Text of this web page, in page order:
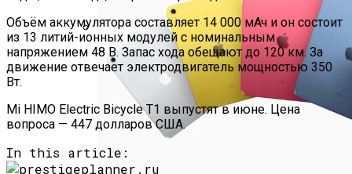
Телескоп «Хаббл» Показал Необычную
Галактику
Объём аккумулятора составляет 14 000 мАч и он состоит
из 13 литий-ионных модулей с номинальным
напряжением 48 В. Запас хода обещают до 120 км. За
движение отвечает электродвигатель мощностью 350
Вт.
Mi HIMO Electric Bicycle T1 выпустят в июне. Цена
вопроса — 447 долларов США.
In this article: